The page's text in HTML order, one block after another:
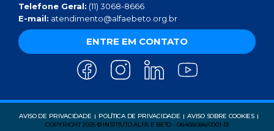
Telefone Geral: (11) 3068-8666
E-mail: atendimento@alfaebeto.org.br
ENTRE EM CONTATO
AVISO DE PRIVACIDADE POLÍTICA DE PRIVACIDADE
AVISO SOBRE COOKIES
COPYRIGHT 2025 © INSTITUTO ALFA E BETO - 08.458.084/0001-13